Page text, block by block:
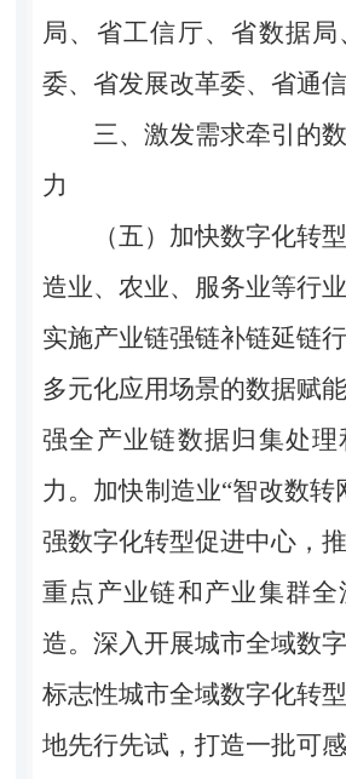
局、省工信厅、省数据
委、省发展改革委、省通信
三、激发需求牵引的
力
（五）加快数字化转
造业、农业、服务业等行
实施产业链强链补链延链
多元化应用场景的数据赋
强全产业链数据归集处
力。加快制造业“智改数转
强数字化转型促进中心，推
重点产业链和产业集群
造。深入开展城市全域数
标志性城市全域数字化转
地先行先试，打造一批可